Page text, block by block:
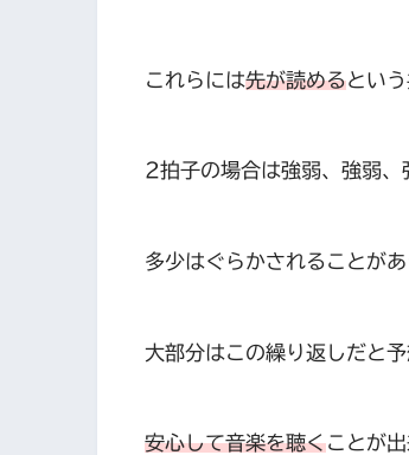
これらには先が読めるとい
2拍子の場合は強弱、強弱、
多少はぐらかされることがあ
大部分はこの繰り返しだと予
安心して音楽を聴くことが出